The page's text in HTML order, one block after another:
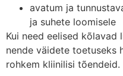
avatum ja
ja suhete loomisele
Kui need eelised
nende väidete toetuseks
rohkem kliinilisi tõendeid.